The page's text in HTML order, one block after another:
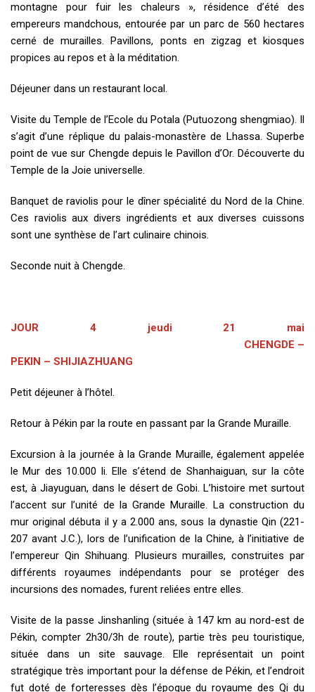
montagne pour fuir les chaleurs », résidence d’été des
empereurs mandchous, entourée par un parc de 560 hectares
cerné de murailles. Pavillons, ponts en zigzag et kiosques
propices au repos et à la méditation.
Déjeuner dans un restaurant local.
Visite du Temple de l’Ecole du Potala (Putuozong shengmiao). Il
s’agit d’une réplique du palais-monastère de Lhassa. Superbe
point de vue sur Chengde depuis le Pavillon d’Or. Découverte du
Temple de la Joie universelle.
Banquet de raviolis pour le dîner spécialité du Nord de la Chine.
Ces raviolis aux divers ingrédients et aux diverses cuissons
sont une synthèse de l’art culinaire chinois.
Seconde nuit à Chengde.
JOUR 4 jeudi 21 mai
CHENGDE –
PEKIN – SHIJIAZHUANG
Petit déjeuner à l’hôtel.
Retour à Pékin par la route en passant par la Grande Muraille.
Excursion à la journée à la Grande Muraille, également appelée
le Mur des 10.000 li. Elle s’étend de Shanhaiguan, sur la côte
est, à Jiayuguan, dans le désert de Gobi. L’histoire met surtout
l’accent sur l’unité de la Grande Muraille. La construction du
mur original débuta il y a 2.000 ans, sous la dynastie Qin (221-
207 avant J.C.), lors de l’unification de la Chine, à l’initiative de
l’empereur Qin Shihuang. Plusieurs murailles, construites par
différents royaumes indépendants pour se protéger des
incursions des nomades, furent reliées entre elles.
Visite de la passe Jinshanling (située à 147 km au nord-est de
Pékin, compter 2h30/3h de route), partie très peu touristique,
située dans un site sauvage. Elle représentait un point
stratégique très important pour la défense de Pékin, et l’endroit
fut doté de forteresses dès l’époque du royaume des Qi du